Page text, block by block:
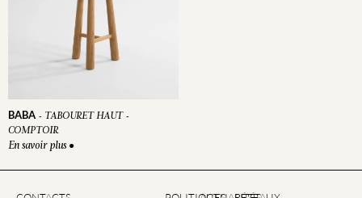
BABA - TABOURET HAUT -
COMPTOIR
En savoir plus ●